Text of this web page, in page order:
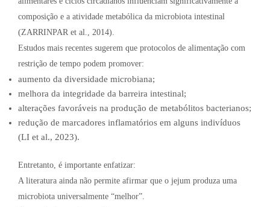
composição e a atividade metabólica da microbiota intestinal
(ZARRINPAR et al., 2014).
Estudos mais recentes sugerem que protocolos de alimentação com
restrição de tempo podem promover:
aumento da diversidade microbiana;
melhora da integridade da barreira intestinal;
alterações favoráveis na produção de metabólitos bacterianos;
redução de marcadores inflamatórios em alguns indivíduos
(LI et al., 2023).
Entretanto, é importante enfatizar:
A literatura ainda não permite afirmar que o jejum produza uma
microbiota universalmente “melhor”.